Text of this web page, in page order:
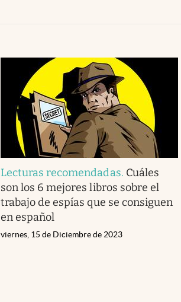
Lecturas recomendadas. Cuáles
son los 6 mejores libros sobre el
trabajo de espías que se consiguen
en español
viernes, 15 de Diciembre de 2023